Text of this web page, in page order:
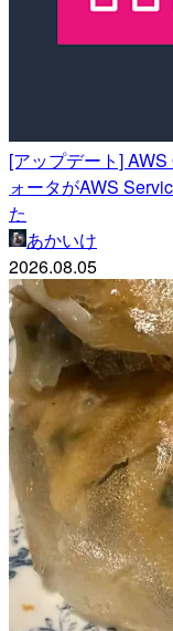
[アップデート]
ォータがAWS
た
あかいけ
2026.08.05